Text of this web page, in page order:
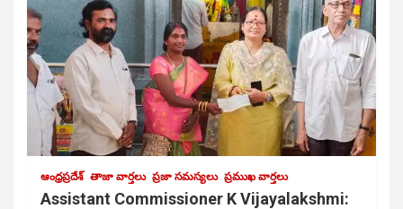
ఆంధ్రప్రదేశ్ తాజా వార్తలు ప్రజా సమస్యలు ప్రముఖ వార్తలు
Assistant Commissioner K Vijayalakshmi: